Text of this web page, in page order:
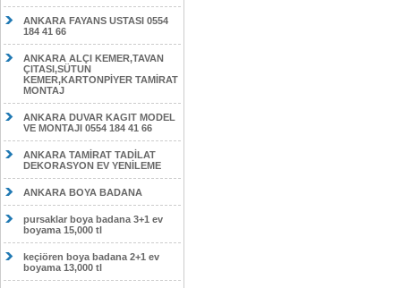
ANKARA FAYANS USTASI 0554
184 41 66
ANKARA ALÇI KEMER,TAVAN
ÇITASI,SÜTUN
KEMER,KARTONPİYER TAMİRAT
MONTAJ
ANKARA DUVAR KAGIT MODEL
VE MONTAJI 0554 184 41 66
ANKARA TAMİRAT TADİLAT
DEKORASYON EV YENİLEME
ANKARA BOYA BADANA
pursaklar boya badana 3+1 ev
boyama 15,000 tl
keçiören boya badana 2+1 ev
boyama 13,000 tl